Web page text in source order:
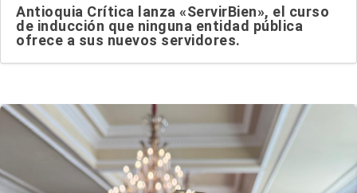
Antioquia Crítica lanza «ServirBien», el curso
de inducción que ninguna entidad pública
ofrece a sus nuevos servidores.